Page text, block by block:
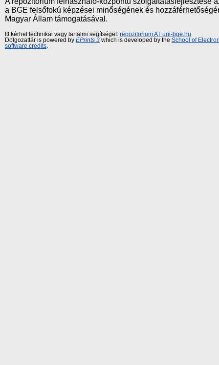
a BGE felsőfokú képzései minőségének és
Magyar Állam támogatásával.
Itt kérhet technikai vagy tartalmi segítséget: repozitorium AT uni-bge.hu
Dolgozattár is powered by EPrints 3 which is developed by the School of
software credits